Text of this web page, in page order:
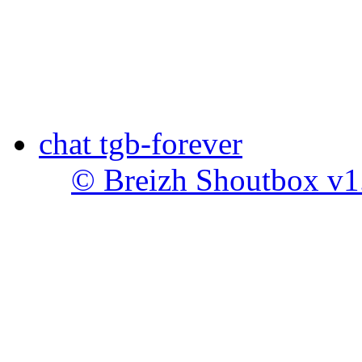
chat tgb-forever
© Breizh Shoutbox